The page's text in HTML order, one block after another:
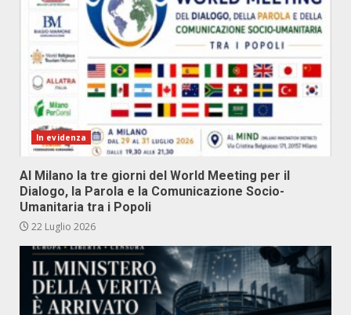
In evidenza
Al Milano la tre giorni del World Meeting per il
Dialogo, la Parola e la Comunicazione Socio-
Umanitaria tra i Popoli
22 Luglio 2026